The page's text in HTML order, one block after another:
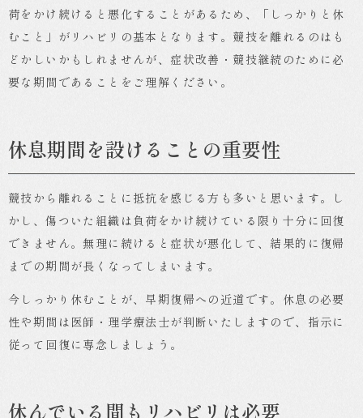
荷をかけ続けると悪化することがあるため、「しっかりと休
むこと」がリハビリの基本となります。競技を離れるのはも
どかしいかもしれませんが、症状改善・競技継続のために必
要な期間であることをご理解ください。
休息期間を設けることの重要性
競技から離れることに抵抗を感じる方も多いと思います。し
かし、傷ついた組織は負荷をかけ続けている限り十分に回復
できません。無理に続けると症状が悪化して、結果的に復帰
までの期間が長くなってしまいます。
今しっかり休むことが、早期復帰への近道です。休息の必要
性や期間は医師・理学療法士が判断いたしますので、指示に
従って回復に専念しましょう。
休んでいる間もリハビリは必要